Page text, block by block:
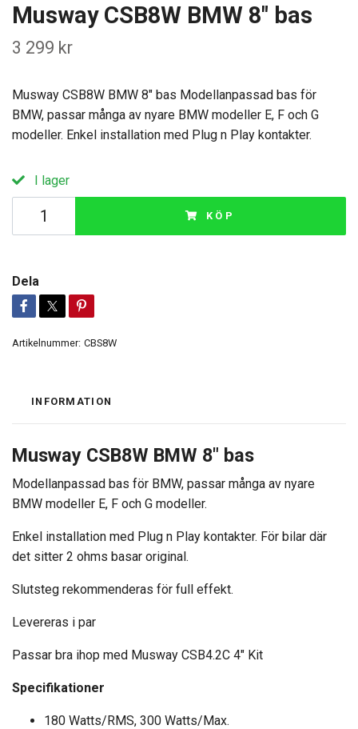
Musway CSB8W BMW 8" bas
3 299 kr
Musway CSB8W BMW 8" bas Modellanpassad bas för
BMW, passar många av nyare BMW modeller E, F och G
modeller. Enkel installation med Plug n Play kontakter.
I lager
KÖP
Dela
Artikelnummer: CBS8W
INFORMATION
Musway CSB8W BMW 8" bas
Modellanpassad bas för BMW, passar många av nyare
BMW modeller E, F och G modeller.
Enkel installation med Plug n Play kontakter. För bilar där
det sitter 2 ohms basar original.
Slutsteg rekommenderas för full effekt.
Levereras i par
Passar bra ihop med Musway CSB4.2C 4" Kit
Specifikationer
180 Watts/RMS, 300 Watts/Max.